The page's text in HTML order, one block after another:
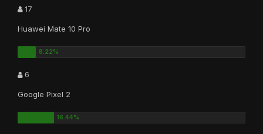
17
Huawei Mate 10 Pro
6
Google Pixel 2